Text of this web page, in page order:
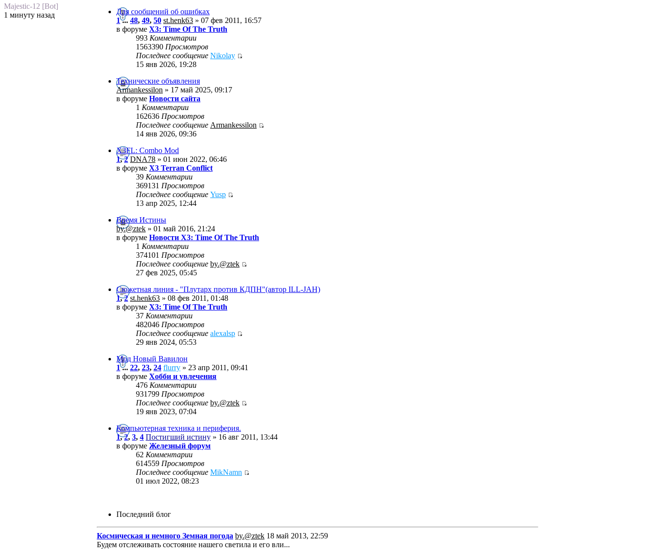
Majestic-12 [Bot]
1 минуту назад
Для сообщений об ошибках
1... 48, 49, 50 st.henk63 » 07 фев 2011, 16:57
в форуме X3: Time Of The Truth
993 Комментарии
1563390 Просмотров
Последнее сообщение Nikolay
15 янв 2026, 19:28
Технические объявления
Armankessilon » 17 май 2025, 09:17
в форуме Новости сайта
1 Комментарии
162636 Просмотров
Последнее сообщение Armankessilon
14 янв 2026, 09:36
X3FL: Combo Mod
1,2 DNA78 » 01 июн 2022, 06:46
в форуме X3 Terran Conflict
39 Комментарии
369131 Просмотров
Последнее сообщение Yusp
13 апр 2025, 12:44
Время Истины
by.@ztek » 01 май 2016, 21:24
в форуме Новости X3: Time Of The Truth
1 Комментарии
374101 Просмотров
Последнее сообщение by.@ztek
27 фев 2025, 05:45
Сюжетная линия - "Плутарх против КДПН"(автор ILL-JAH)
1,2 st.henk63 » 08 фев 2011, 01:48
в форуме X3: Time Of The Truth
37 Комментарии
482046 Просмотров
Последнее сообщение alexalsp
29 янв 2024, 05:53
Мод Новый Вавилон
1... 22, 23, 24 flurry » 23 апр 2011, 09:41
в форуме Хобби и увлечения
476 Комментарии
931799 Просмотров
Последнее сообщение by.@ztek
19 янв 2023, 07:04
Компьютерная техника и периферия.
1,2, 3, 4 Постигший истину » 16 авг 2011, 13:44
в форуме Железный форум
62 Комментарии
614559 Просмотров
Последнее сообщение MikNamn
01 июл 2022, 08:23
Последний блог
Космическая и немного Земная погода by.@ztek 18 май 2013, 22:59
Будем отслеживать состояние нашего светила и его вли...